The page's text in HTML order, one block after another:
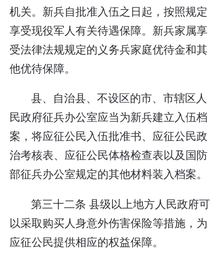
机关。新兵自批准入伍之日起，按照规定
享受现役军人有关待遇保障。新兵家属享
受法律法规规定的义务兵家庭优待金和其
他优待保障。
县、自治县、不设区的市、市辖区人
民政府征兵办公室应当为新兵建立入伍档
案，将应征公民入伍批准书、应征公民政
治考核表、应征公民体格检查表以及国防
部征兵办公室规定的其他材料装入档案。
第三十二条 县级以上地方人民政府可
以采取购买人身意外伤害保险等措施，为
应征公民提供相应的权益保障。